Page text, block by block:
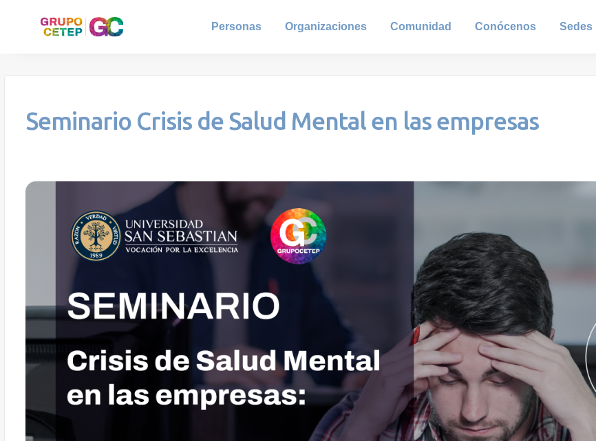
Personas Organizaciones Comunidad Conócenos Sedes
Seminario Crisis de Salud Mental en las empresas